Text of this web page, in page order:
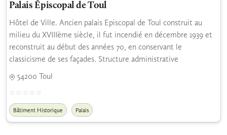
Palais Épiscopal de Toul
Hôtel de Ville. Ancien palais Episcopal de Toul construit au
milieu du XVIIIème siècle, il fut incendié en décembre 1939 et
reconstruit au début des années 70, en conservant le
classicisme de ses façades. Structure administrative
54200 Toul
Bâtiment Historique Palais